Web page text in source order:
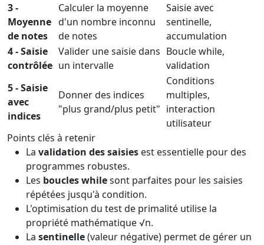
3 -
Moyenne
de notes
Calculer la moyenne
d'un nombre inconnu
de notes
Saisie avec
sentinelle,
accumulation
4 - Saisie
contrôlée
Valider une saisie dans
un intervalle
Boucle while,
validation
5 - Saisie
avec
indices
Donner des indices
"plus grand/plus petit"
Conditions
multiples,
interaction
utilisateur
Points clés à retenir
La validation des saisies est essentielle pour des
programmes robustes.
Les boucles whilesont parfaites pour les saisies
répétées jusqu'à condition.
L'optimisation du test de primalité utilise la
propriété mathématique √n.
La sentinelle(valeur négative) permet de gérer un